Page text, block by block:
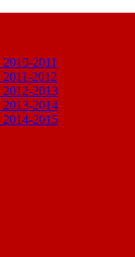
2011
2012
2012-2013
2013-2014
2014-2015